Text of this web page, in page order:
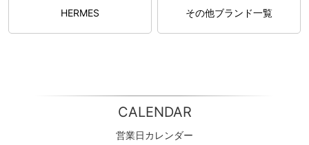
HERMES その他ブランド一覧
CALENDAR
営業日カレンダー